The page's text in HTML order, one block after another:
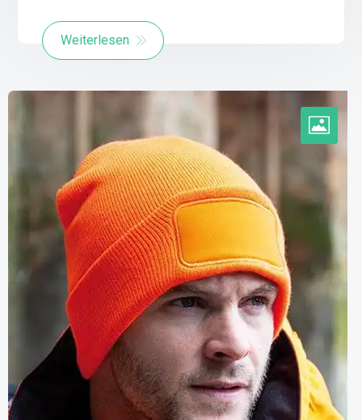
Weiterlesen